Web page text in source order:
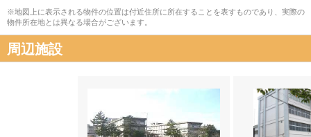
※地図上に表示される物件の位置は付近住所に所在することを表すものであり、実際の
物件所在地とは異なる場合がございます。
周辺施設